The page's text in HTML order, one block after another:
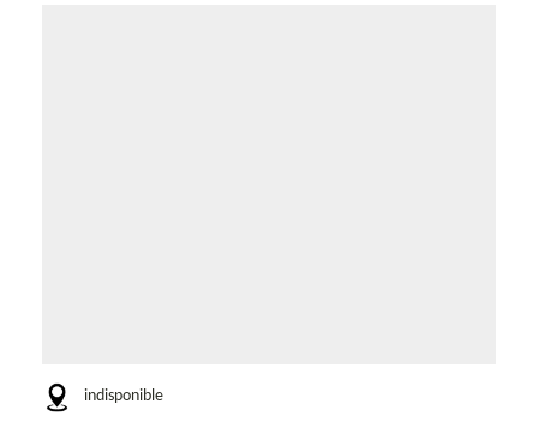
indisponible